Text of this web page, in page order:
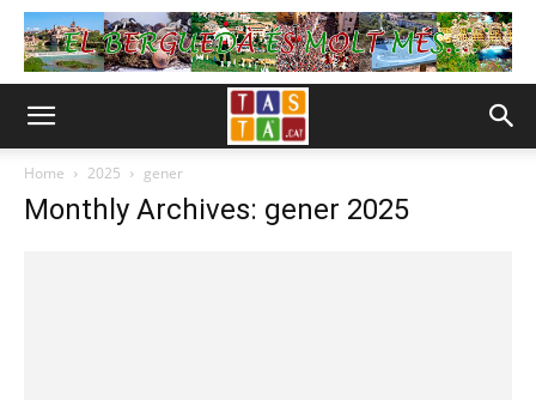
Home 2025 gener
Monthly Archives: gener 2025